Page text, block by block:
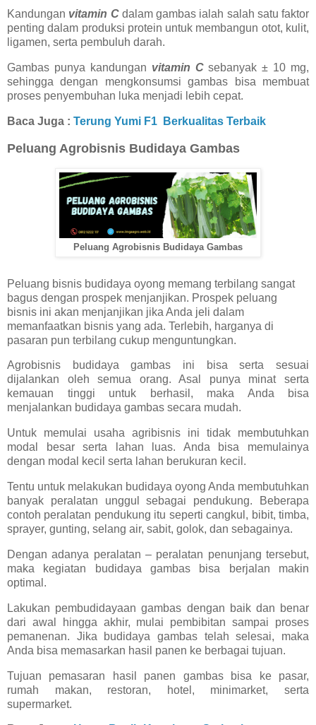
Kandungan vitamin Cdalam gambas ialah salah satu faktor
penting dalam produksi protein untuk membangun otot, kulit,
ligamen, serta pembuluh darah.
Gambas punya kandungan vitamin Csebanyak ± 10 mg,
sehingga dengan mengkonsumsi gambas bisa membuat
proses penyembuhan luka menjadi lebih cepat.
Baca Juga : Terung Yumi F1 Berkualitas Terbaik
Peluang Agrobisnis Budidaya Gambas
Peluang Agrobisnis Budidaya Gambas
Peluang bisnis budidaya oyong memang terbilang sangat
bagus dengan prospek menjanjikan. Prospek peluang
bisnis ini akan menjanjikan jika Anda jeli dalam
memanfaatkan bisnis yang ada. Terlebih, harganya di
pasaran pun terbilang cukup menguntungkan.
Agrobisnis budidaya gambas ini bisa serta sesuai
dijalankan oleh semua orang. Asal punya minat serta
kemauan tinggi untuk berhasil, maka Anda bisa
menjalankan budidaya gambas secara mudah.
Untuk memulai usaha agribisnis ini tidak membutuhkan
modal besar serta lahan luas. Anda bisa memulainya
dengan modal kecil serta lahan berukuran kecil.
Tentu untuk melakukan budidaya oyong Anda membutuhkan
banyak peralatan unggul sebagai pendukung. Beberapa
contoh peralatan pendukung itu seperti cangkul, bibit, timba,
sprayer, gunting, selang air, sabit, golok, dan sebagainya.
Dengan adanya peralatan – peralatan penunjang tersebut,
maka kegiatan budidaya gambas bisa berjalan makin
optimal.
Lakukan pembudidayaan gambas dengan baik dan benar
dari awal hingga akhir, mulai pembibitan sampai proses
pemanenan. Jika budidaya gambas telah selesai, maka
Anda bisa memasarkan hasil panen ke berbagai tujuan.
Tujuan pemasaran hasil panen gambas bisa ke pasar,
rumah makan, restoran, hotel, minimarket, serta
supermarket.